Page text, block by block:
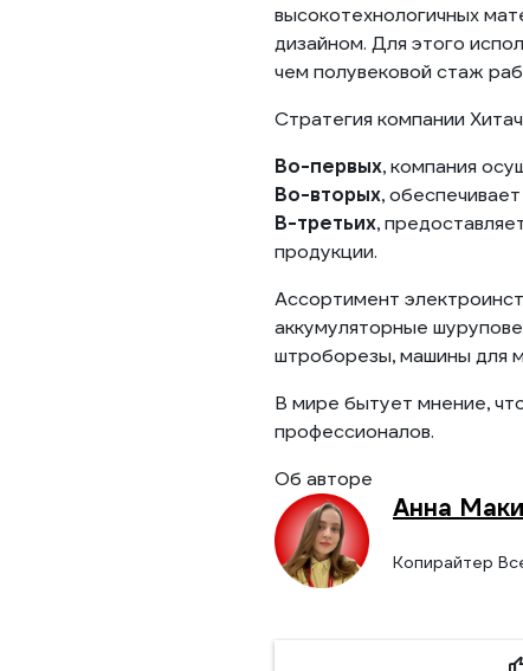
высокотехнологичных
дизайном. Для этого
чем полувековой стаж
Стратегия компании
Во-первых, компания
Во-вторых,
В-третьих,
продукции.
Ассортимент
аккумуляторные
штроборезы, машины для
В мире бытует мнение,
профессионалов.
Об авторе
Анна
Копирайтер